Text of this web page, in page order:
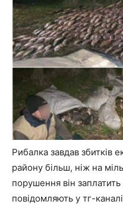
Рибалка завдав збитків
району більш, ніж на
порушення він
повідомляють у тг-